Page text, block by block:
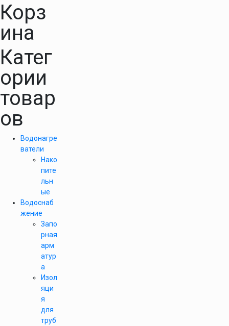
Корз
ина
Катег
ории
товар
ов
Водонагре
ватели
Нако
пите
льн
ые
Водоснаб
жение
Запо
рная
арм
атур
а
Изол
яци
я
для
труб